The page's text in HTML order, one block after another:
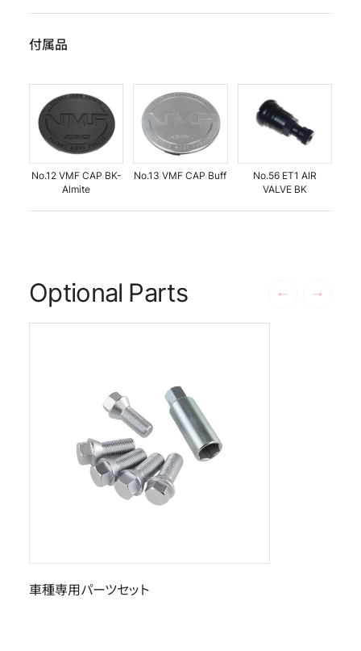
付属品
No.12 VMF CAP BK-
Almite
No.13 VMF CAP Buff
No.56 ET1 AIR
VALVE BK
Optional Parts
車種専用パーツセット